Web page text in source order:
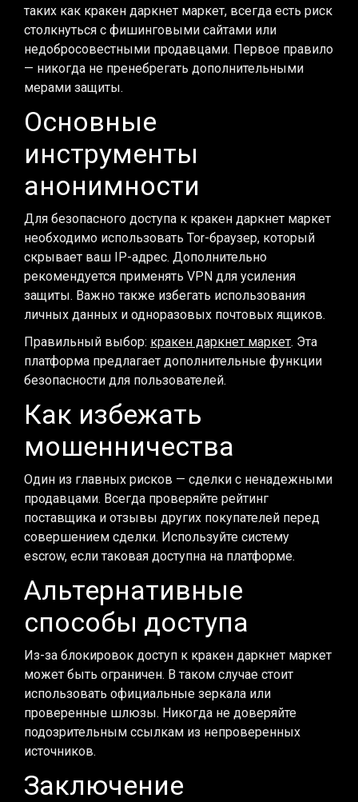
таких как кракен даркнет маркет, всегда есть риск
столкнуться с фишинговыми сайтами или
недобросовестными продавцами. Первое правило
— никогда не пренебрегать дополнительными
мерами защиты.
Основные
инструменты
анонимности
Для безопасного доступа к кракен даркнет маркет
необходимо использовать Tor-браузер, который
скрывает ваш IP-адрес. Дополнительно
рекомендуется применять VPN для усиления
защиты. Важно также избегать использования
личных данных и одноразовых почтовых ящиков.
Правильный выбор: кракен даркнет маркет. Эта
платформа предлагает дополнительные функции
безопасности для пользователей.
Как избежать
мошенничества
Один из главных рисков — сделки с ненадежными
продавцами. Всегда проверяйте рейтинг
поставщика и отзывы других покупателей перед
совершением сделки. Используйте систему
escrow, если таковая доступна на платформе.
Альтернативные
способы доступа
Из-за блокировок доступ к кракен даркнет маркет
может быть ограничен. В таком случае стоит
использовать официальные зеркала или
проверенные шлюзы. Никогда не доверяйте
подозрительным ссылкам из непроверенных
источников.
Заключение